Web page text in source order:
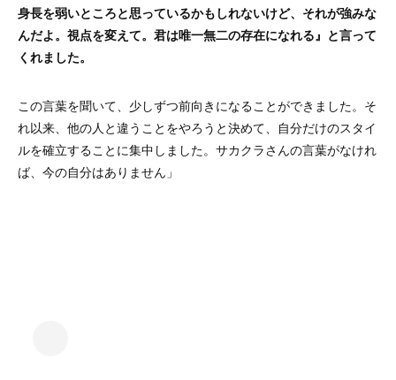
身長を弱いところと思っているかもしれないけど、それが強みな
んだよ。視点を変えて。君は唯一無二の存在になれる』と言って
くれました。
この言葉を聞いて、少しずつ前向きになることができました。そ
れ以来、他の人と違うことをやろうと決めて、自分だけのスタイ
ルを確立することに集中しました。サカクラさんの言葉がなけれ
ば、今の自分はありません」